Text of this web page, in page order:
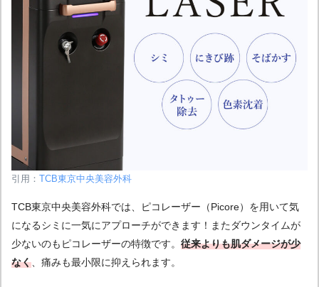
引用：TCB東京中央美容外科
TCB東京中央美容外科では、ピコレーザー（Picore）を用いて気
になるシミに一気にアプローチができます！またダウンタイムが
少ないのもピコレーザーの特徴です。従来よりも肌ダメージが少
なく 、痛みも最小限に抑えられます。